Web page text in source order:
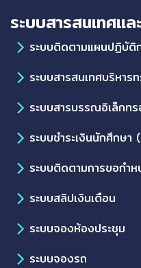
ระบบสารสนเทศแล
ระบบติดตามแผนปฏิบั
ระบบสารสนเทศบริหาร
ระบบสารบรรณอิเล็กท
ระบบชำระเงินนักศึกษ
ระบบติดตามการขอกำ
ระบบสลิปเงินเดือน
ระบบจองห้องประชุม
ระบบจองรถ